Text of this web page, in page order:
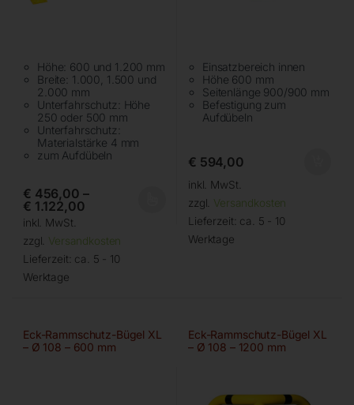
Höhe: 600 und 1.200 mm
Breite: 1.000, 1.500 und
2.000 mm
Unterfahrschutz: Höhe
250 oder 500 mm
Unterfahrschutz:
Materialstärke 4 mm
zum Aufdübeln
€ 456,00 –
€ 1.122,00
inkl. MwSt.
zzgl. Versandkosten
Lieferzeit: ca. 5 - 10
Werktage
Einsatzbereich innen
Höhe 600 mm
Seitenlänge 900/900 mm
Befestigung zum
Aufdübeln
€ 594,00
inkl. MwSt.
zzgl. Versandkosten
Lieferzeit: ca. 5 - 10
Werktage
Eck-Rammschutz-Bügel XL
– Ø 108 – 600 mm
Eck-Rammschutz-Bügel XL
– Ø 108 – 1200 mm